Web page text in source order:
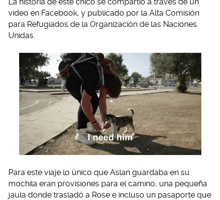
video en Facebook, y publicado por la Alta Comisión
para Refugiados de la Organización de las Naciones
Unidas.
Para este viaje lo único que Aslan guardaba en su
mochila eran provisiones para el camino, una pequeña
jaula donde trasladó a Rose e incluso un pasaporte que